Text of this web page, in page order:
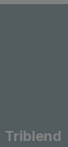
Triblend